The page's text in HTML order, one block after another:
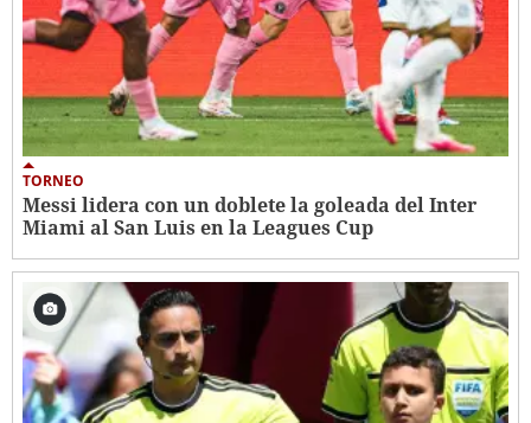
TORNEO
Messi lidera con un doblete la goleada del Inter
Miami al San Luis en la Leagues Cup